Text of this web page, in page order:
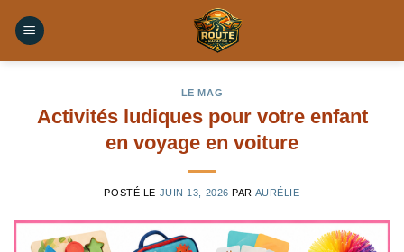
LE MAG
Activités ludiques pour votre enfant
en voyage en voiture
POSTÉ LE JUIN 13, 2026 PAR AURÉLIE